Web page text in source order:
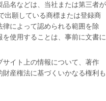
名などは、当社または第三者が
出願している商標または登録商
によって認められる範囲を除
使用することは、事前に文書に
サイト上の情報について、著作
産権法に基づくいかなる権利も